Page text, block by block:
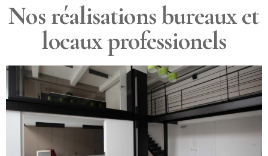
Nos réalisations bureaux et
locaux professionels